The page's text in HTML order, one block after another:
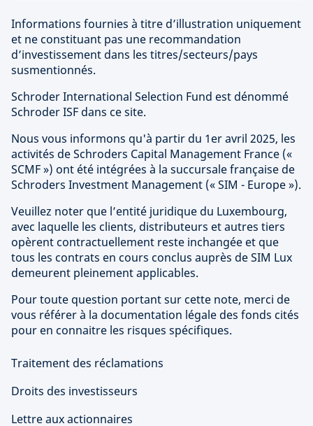
Informations fournies à titre d’illustration uniquement
et ne constituant pas une recommandation
d’investissement dans les titres/secteurs/pays
susmentionnés.
Schroder International Selection Fund est dénommé
Schroder ISF dans ce site.
Nous vous informons qu'à partir du 1er avril 2025, les
activités de Schroders Capital Management France («
SCMF ») ont été intégrées à la succursale française de
Schroders Investment Management (« SIM - Europe »).
Veuillez noter que l’entité juridique du Luxembourg,
avec laquelle les clients, distributeurs et autres tiers
opèrent contractuellement reste inchangée et que
tous les contrats en cours conclus auprès de SIM Lux
demeurent pleinement applicables.
Pour toute question portant sur cette note, merci de
vous référer à la documentation légale des fonds cités
pour en connaitre les risques spécifiques.
Traitement des réclamations
Droits des investisseurs
Lettre aux actionnaires